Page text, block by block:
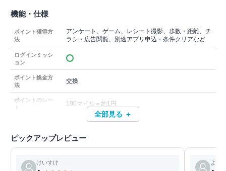
機能・仕様
ポイント獲得方
法
アンケート、ゲーム、レシート撮影、歩数・距離、チ
ラシ・広告閲覧、別途アプリ申込・条件クリアなど
ログインミッシ
ョン
ポイント換金方
法
交換
ポイントのレー
100マイル＝約1円
全部見る ＋
ピックアップレビュー
けいすけ よし